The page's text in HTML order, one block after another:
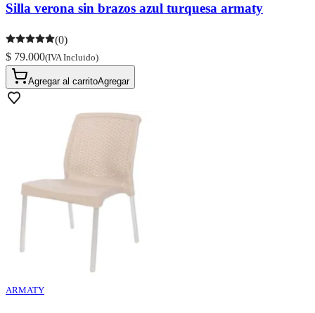
Silla verona sin brazos azul turquesa armaty
(0)
$ 79.000(IVA Incluido)
Agregar al carritoAgregar
ARMATY